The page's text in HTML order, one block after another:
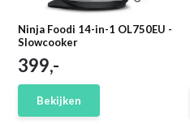
Ninja Foodi 14-in-1 OL750EU -
Slowcooker
399,-
Bekijken